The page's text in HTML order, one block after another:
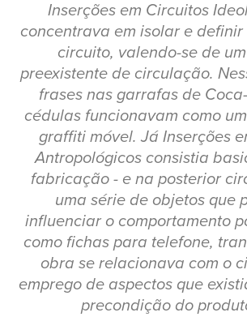
Inserções em Circuitos
concentrava em isolar e
circuito, valendo-se de
preexistente de circulação.
frases nas garrafas de
cédulas funcionavam como
graffiti móvel. Já Inserções
Antropológicos consistia
fabricação - e na posterior
uma série de objetos que
influenciar o comportamento
como fichas para telefone,
obra se relacionava com o
emprego de aspectos que
precondição do